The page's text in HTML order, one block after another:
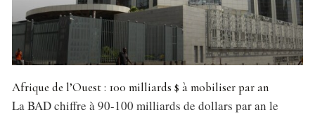
Afrique de l’Ouest : 100 milliards $ à mobiliser par an
La BAD chiffre à 90-100 milliards de dollars par an le